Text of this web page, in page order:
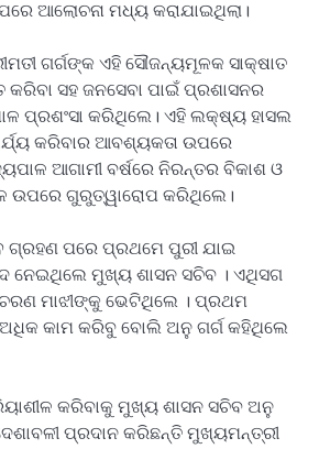
ଆଲୋଚନା ମଧ୍ୟ କରାଯାଇଥିଲା।
ଗର୍ଗଙ୍କ ଏହି ସୌଜନ୍ୟମୂଳକ ସାକ୍ଷାତ
କରିବା ସହ ଜନସେବା ପାଇଁ ପ୍ରଶାସନର
ପ୍ରଶଂସା କରିଥିଲେ। ଏହି ଲକ୍ଷ୍ୟ ହାସଲ
କରିବାର ଆବଶ୍ୟକତା ଉପରେ
ଆଗାମୀ ବର୍ଷରେ ନିରନ୍ତର ବିକାଶ ଓ
ଉପରେ ଗୁରୁତ୍ୱାରୋପ କରିଥିଲେ।
ଗ୍ରହଣ ପରେ ପ୍ରଥମେ ପୁରୀ ଯାଇ
ନେଇଥିଲେ ମୁଖ୍ୟ ଶାସନ ସଚିବ । ଏଥିସଗ
ମାଝୀଙ୍କୁ ଭେଟିଥିଲେ । ପ୍ରଥମ
କାମ କରିବୁ ବୋଲି ଅନୁ ଗର୍ଗ କହିଥିଲେ
କରିବାକୁ ମୁଖ୍ୟ ଶାସନ ସଚିବ ଅନୁ
ପ୍ରଦାନ କରିଛନ୍ତି ମୁଖ୍ୟମନ୍ତ୍ରୀ